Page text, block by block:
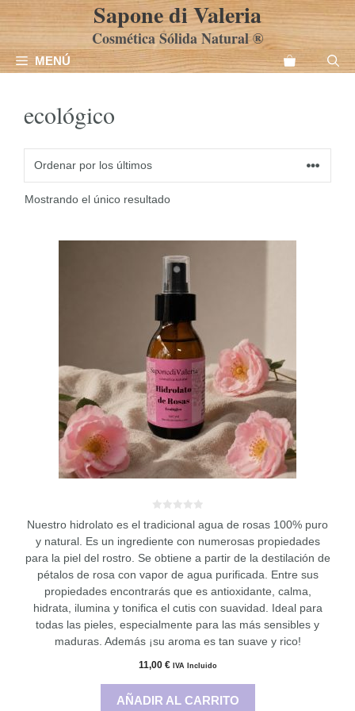
al
Sapone di Valeria
Cosmética Sólida Natural ®
MENÚ
ecológico
Mostrando el único resultado
d
5
Nuestro hidrolato es el tradicional agua de rosas 100% puro
y natural. Es un ingrediente con numerosas propiedades
para la piel del rostro. Se obtiene a partir de la destilación de
pétalos de rosa con vapor de agua purificada. Entre sus
propiedades encontrarás que es antioxidante, calma,
hidrata, ilumina y tonifica el cutis con suavidad. Ideal para
todas las pieles, especialmente para las más sensibles y
maduras. Además ¡su aroma es tan suave y rico!
11,00 € IVA Incluido
AÑADIR AL CARRITO